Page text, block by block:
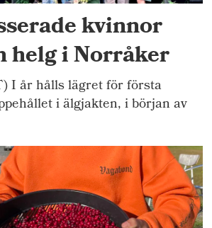
kvinnor
helg i Norråker
I år hålls lägret för första
i älgjakten, i början av